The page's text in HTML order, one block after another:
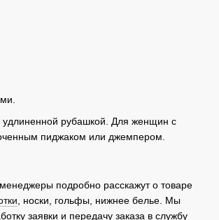
удлиненной рубашкой. Для женщин с
пиджаком или джемпером.
подробно расскажут о товаре
, носки, гольфы, нижнее белье. Мы
заявки и передачу заказа в службу